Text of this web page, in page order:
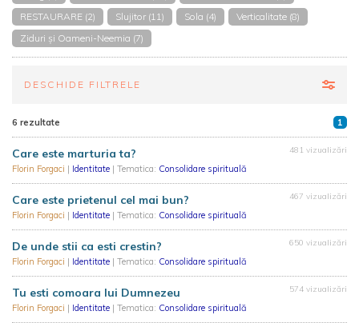
RESTAURARE (2)
Slujitor (11) Sola (4)
Verticalitate (8)
Ziduri și Oameni-Neemia (7)
DESCHIDE FILTRELE
6 rezultate 1
Care este marturia ta?
Florin Forgaci | Identitate | Tematica: Consolidare spirituală
481 vizualizări
Care este prietenul cel mai bun?
Florin Forgaci | Identitate | Tematica: Consolidare spirituală
467 vizualizări
De unde stii ca esti crestin?
Florin Forgaci | Identitate | Tematica: Consolidare spirituală
650 vizualizări
Tu esti comoara lui Dumnezeu
Florin Forgaci | Identitate | Tematica: Consolidare spirituală
574 vizualizări